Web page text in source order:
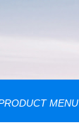
MENU